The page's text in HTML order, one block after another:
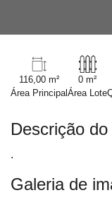
116,00 m²
Área Principal
0 m²
Área Lote
Descrição
.
Galeria de